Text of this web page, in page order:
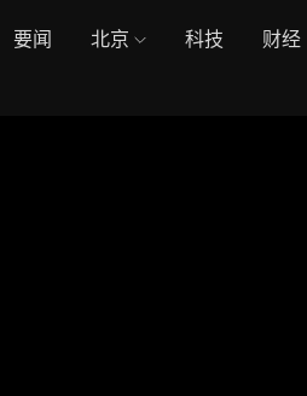
要闻 北京 科技 财经